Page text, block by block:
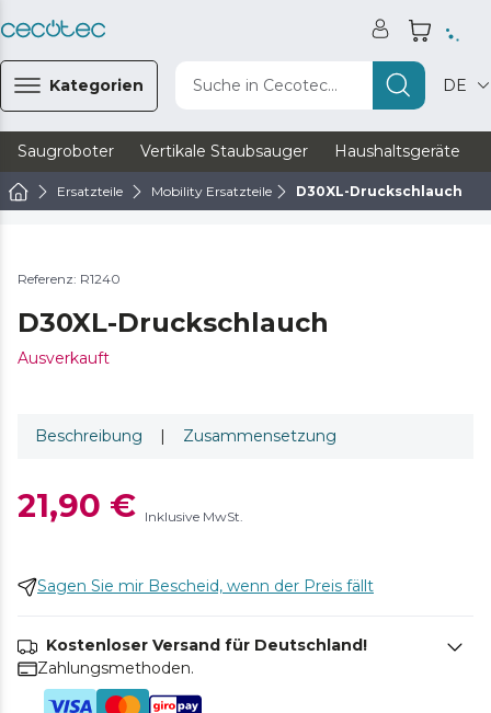
Kategorien Suche in Cecotec... DE
Saugroboter Vertikale Staubsauger Haushaltsgeräte
Ersatzteile Mobility Ersatzteile D30XL-Druckschlauch
Referenz: R1240
D30XL-Druckschlauch
Ausverkauft
Beschreibung | Zusammensetzung
21,90 € Inklusive MwSt.
Sagen Sie mir Bescheid, wenn der Preis fällt
Kostenloser Versand für Deutschland!
Zahlungsmethoden.